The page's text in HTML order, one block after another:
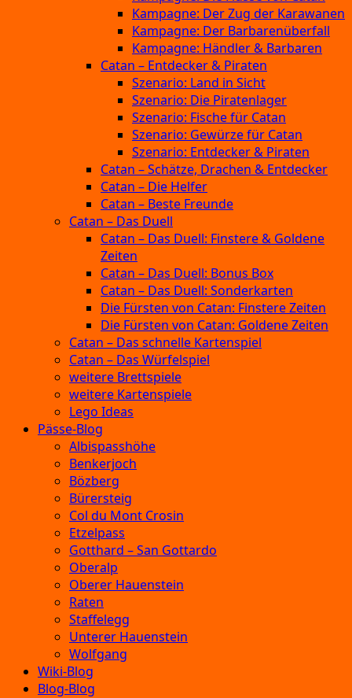
Kampagne: Der Zug der Karawanen
Kampagne: Der Barbarenüberfall
Kampagne: Händler & Barbaren
Catan – Entdecker & Piraten
Szenario: Land in Sicht
Szenario: Die Piratenlager
Szenario: Fische für Catan
Szenario: Gewürze für Catan
Szenario: Entdecker & Piraten
Catan – Schätze, Drachen & Entdecker
Catan – Die Helfer
Catan – Beste Freunde
Catan – Das Duell
Catan – Das Duell: Finstere & Goldene
Zeiten
Catan – Das Duell: Bonus Box
Catan – Das Duell: Sonderkarten
Die Fürsten von Catan: Finstere Zeiten
Die Fürsten von Catan: Goldene Zeiten
Catan – Das schnelle Kartenspiel
Catan – Das Würfelspiel
weitere Brettspiele
weitere Kartenspiele
Lego Ideas
Pässe-Blog
Albispasshöhe
Benkerjoch
Bözberg
Bürersteig
Col du Mont Crosin
Etzelpass
Gotthard – San Gottardo
Oberalp
Oberer Hauenstein
Raten
Staffelegg
Unterer Hauenstein
Wolfgang
Wiki-Blog
Blog-Blog